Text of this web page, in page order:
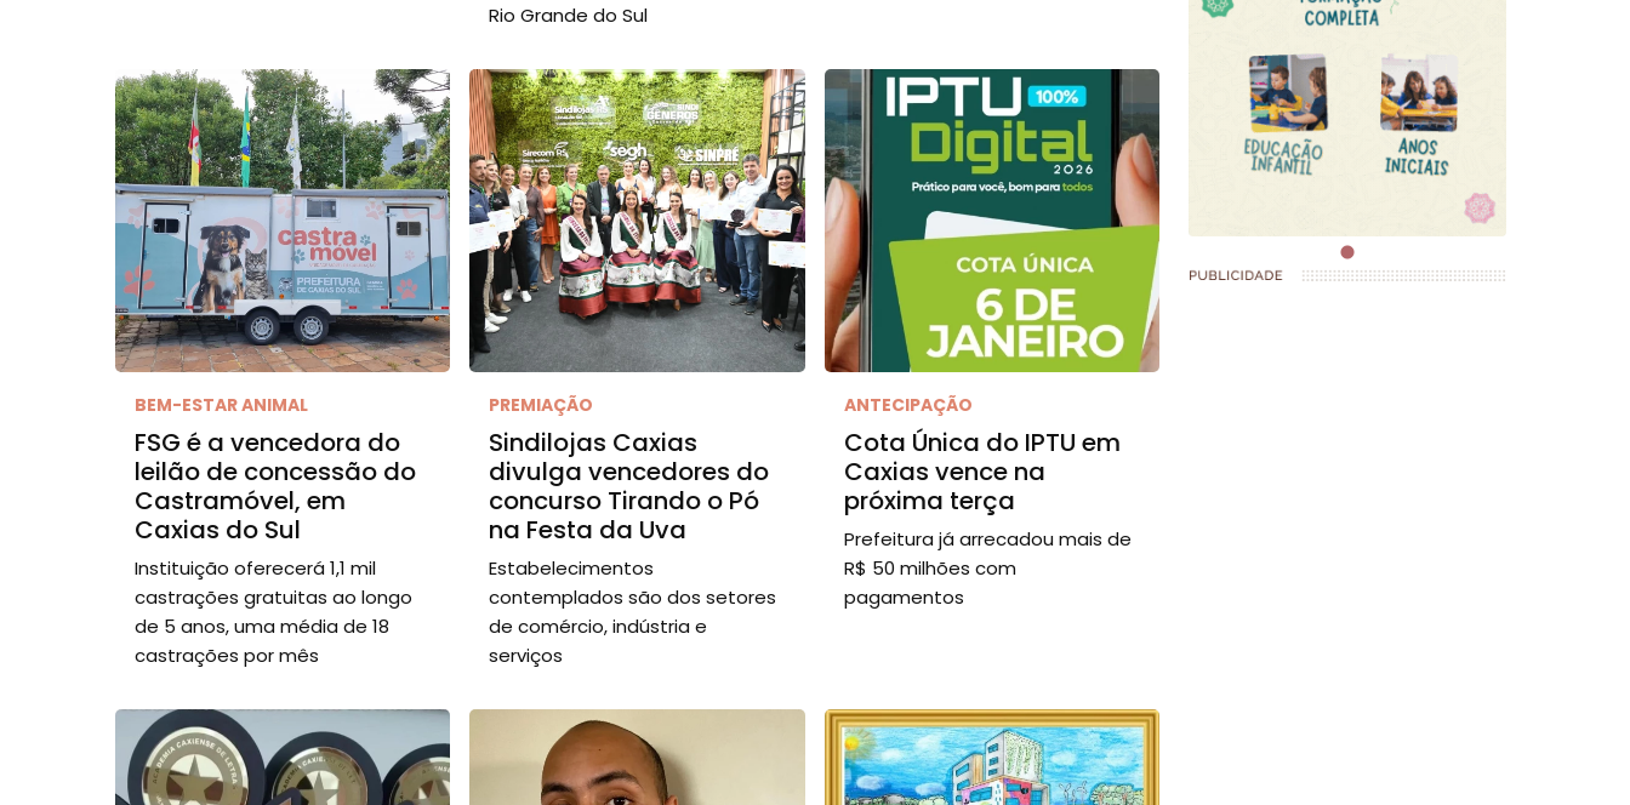
Rio Grande do Sul
BEM-ESTAR ANIMAL
FSG é a vencedora do
leilão de concessão do
Castramóvel, em
Caxias do Sul
Instituição oferecerá 1,1 mil
castrações gratuitas ao longo
de 5 anos, uma média de 18
castrações por mês
PREMIAÇÃO
Sindilojas Caxias
divulga vencedores do
concurso Tirando o Pó
na Festa da Uva
Estabelecimentos
contemplados são dos setores
de comércio, indústria e
serviços
ANTECIPAÇÃO
Cota Única do IPTU em
Caxias vence na
próxima terça
Prefeitura já arrecadou mais de
R$ 50 milhões com
pagamentos